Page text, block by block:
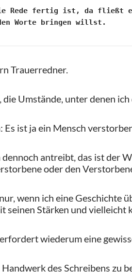
Rede fertig ist, da fließt
Worte bringen willst.
Trauerredner.
Umstände, unter denen
Es ist ja ein Mensch
dennoch antreibt, das ist der
oder den
wenn ich eine Geschichte
seinen Stärken und vielleicht
wiederum eine
des Schreibens zu